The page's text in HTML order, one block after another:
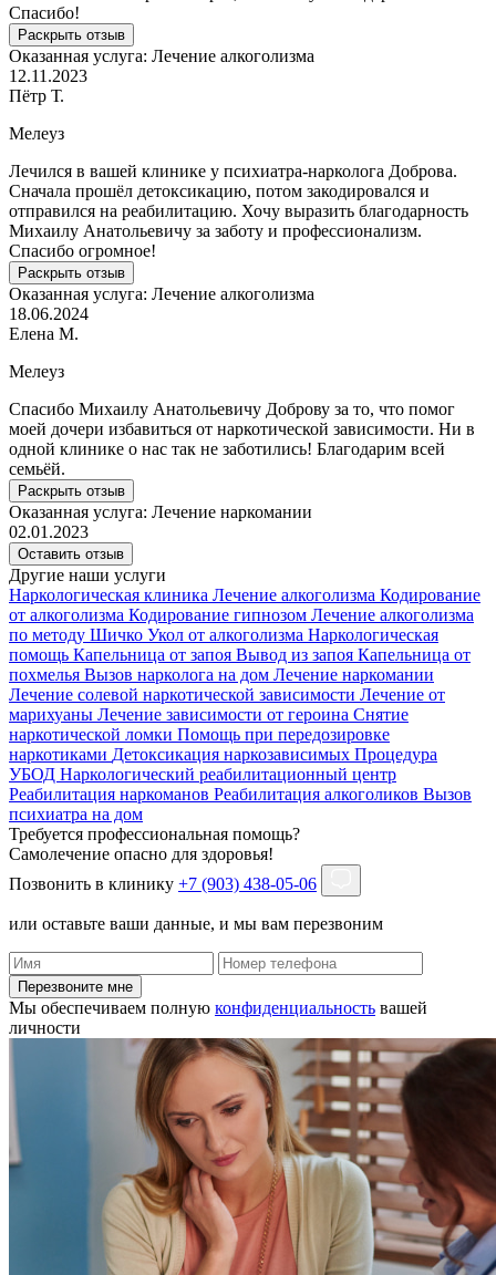
Спасибо!
Раскрыть отзыв
Оказанная услуга: Лечение алкоголизма
12.11.2023
Пётр Т.
Мелеуз
Лечился в вашей клинике у психиатра-нарколога Доброва.
Сначала прошёл детоксикацию, потом закодировался и
отправился на реабилитацию. Хочу выразить благодарность
Михаилу Анатольевичу за заботу и профессионализм.
Спасибо огромное!
Раскрыть отзыв
Оказанная услуга: Лечение алкоголизма
18.06.2024
Елена М.
Мелеуз
Спасибо Михаилу Анатольевичу Доброву за то, что помог
моей дочери избавиться от наркотической зависимости. Ни в
одной клинике о нас так не заботились! Благодарим всей
семьёй.
Раскрыть отзыв
Оказанная услуга: Лечение наркомании
02.01.2023
Оставить отзыв
Другие наши услуги
Наркологическая клиника Лечение алкоголизма Кодирование
от алкоголизма Кодирование гипнозом Лечение алкоголизма
по методу Шичко Укол от алкоголизма Наркологическая
помощь Капельница от запоя Вывод из запоя Капельница от
похмелья Вызов нарколога на дом Лечение наркомании
Лечение солевой наркотической зависимости Лечение от
марихуаны Лечение зависимости от героина Снятие
наркотической ломки Помощь при передозировке
наркотиками Детоксикация наркозависимых Процедура
УБОД Наркологический реабилитационный центр
Реабилитация наркоманов Реабилитация алкоголиков Вызов
психиатра на дом
Требуется профессиональная помощь?
Самолечение опасно для здоровья!
Позвонить в клинику +7 (903) 438-05-06
или оставьте ваши данные, и мы вам перезвоним
Перезвоните мне
Мы обеспечиваем полную конфиденциальность вашей
личности